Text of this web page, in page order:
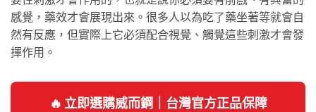
感覺，藥效才會展現出來。很多人以為吃了藥坐著等就會自
然有反應，但實際上它必須配合視覺、觸覺這些刺激才會發
揮作用。
🔥 立即選購威而鋼｜台灣官方正品保障